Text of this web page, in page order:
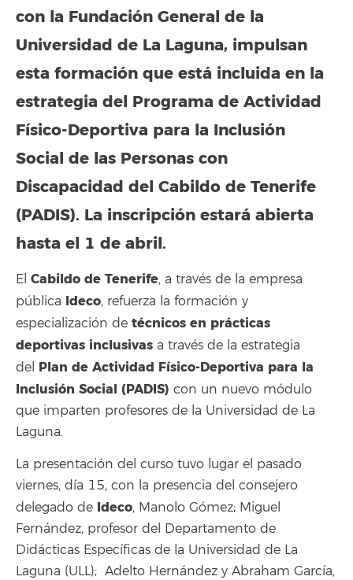
con la Fundación General de la
Universidad de La Laguna, impulsan
esta formación que está incluida en la
estrategia del Programa de Actividad
Físico-Deportiva para la Inclusión
Social de las Personas con
Discapacidad del Cabildo de Tenerife
(PADIS). La inscripción estará abierta
hasta el 1 de abril.
El Cabildo de Tenerife, a través de la empresa
pública Ideco, refuerza la formación y
especialización de técnicos en prácticas
deportivas inclusivas a través de la estrategia
del Plan de Actividad Físico-Deportiva para la
Inclusión Social (PADIS) con un nuevo módulo
que imparten profesores de la Universidad de La
Laguna.
La presentación del curso tuvo lugar el pasado
viernes, día 15, con la presencia del consejero
delegado de Ideco, Manolo Gómez; Miguel
Fernández, profesor del Departamento de
Didácticas Específicas de la Universidad de La
Laguna (ULL); Adelto Hernández y Abraham García,